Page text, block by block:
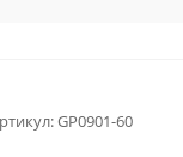
GP0901-60